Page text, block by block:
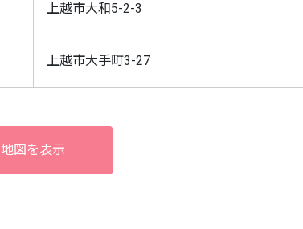
上越市大和5-2-3
上越市大手町3-27
地図を表示